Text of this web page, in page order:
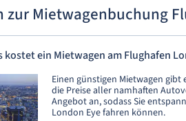
zur Mietwagenbuchung
kostet ein Mietwagen am Flughafen
Einen günstigen Mietwagen gibt
die Preise aller namhaften
Angebot an, sodass Sie
London Eye fahren können.